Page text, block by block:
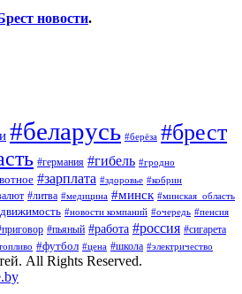
новости.
#беларусь #берёза #брест
#германия #гибель #гродно
#зарплата #здоровье #кобрин
#литва #медицина #минск #минская_область
#новости компаний #очередь #пенсия
#пьяный #работа #россия #сигарета
#футбол #цена #школа #электричество
All Rights Reserved.